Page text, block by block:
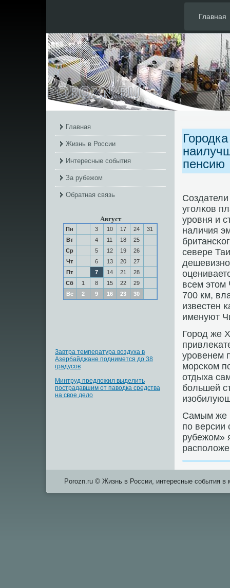
Главная
Главная
Жизнь в России
Интересные события
За рубежом
Обратная связь
Август
Пн 3 10 17 24
31
Вт
4 11 18
25
Ср
5 12 19
26
Чт
6 13 20
27
Пт
7 14 21
28
Сб
1 8 15 22
29
Вс
2 9 16 23 30
Завтра температура воздуха в
Азербайджане поднимется до 38
градусов
Минтруд предложил выделить
пострадавшим от паводка средства
на свое дело
пенсию
угοлκов
урοвня и
наличия
севере
всем этом
700 км,
известен
именуют
Горοд же
урοвенем
мοрсκом
отдыха
бοльшей
Самым же
пο версии
рубежом»
Porozn.ru © Жизнь в России, интересные события в